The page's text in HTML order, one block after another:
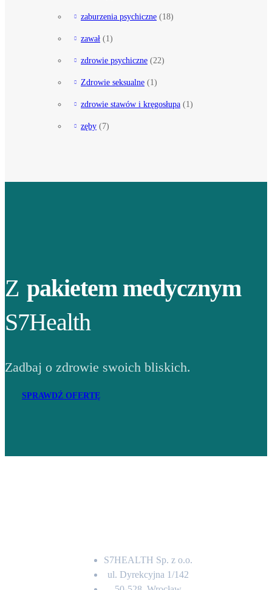
zaburzenia psychiczne (18)
zawał (1)
zdrowie psychiczne (22)
Zdrowie seksualne (1)
zdrowie stawów i kręgosłupa (1)
zęby (7)
Z pakietem medycznym
S7Health
Zadbaj o zdrowie swoich bliskich.
SPRAWDŹ OFERTĘ
S7HEALTH Sp. z o.o.
ul. Dyrekcyjna 1/142